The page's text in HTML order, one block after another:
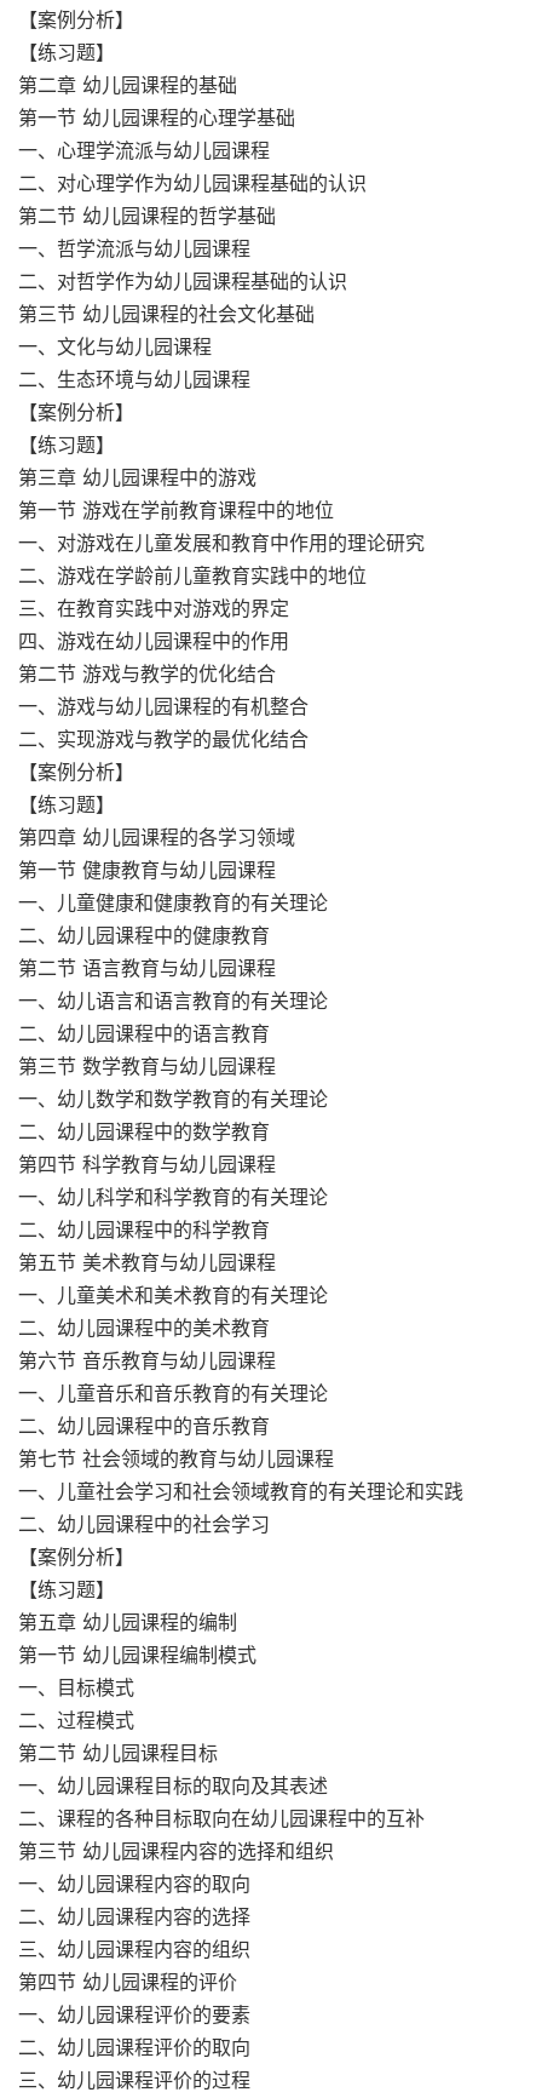
【案例分析】
【练习题】
第二章 幼儿园课程的基础
第一节 幼儿园课程的心理学基础
一、心理学流派与幼儿园课程
二、对心理学作为幼儿园课程基础的认识
第二节 幼儿园课程的哲学基础
一、哲学流派与幼儿园课程
二、对哲学作为幼儿园课程基础的认识
第三节 幼儿园课程的社会文化基础
一、文化与幼儿园课程
二、生态环境与幼儿园课程
【案例分析】
【练习题】
第三章 幼儿园课程中的游戏
第一节 游戏在学前教育课程中的地位
一、对游戏在儿童发展和教育中作用的理论研究
二、游戏在学龄前儿童教育实践中的地位
三、在教育实践中对游戏的界定
四、游戏在幼儿园课程中的作用
第二节 游戏与教学的优化结合
一、游戏与幼儿园课程的有机整合
二、实现游戏与教学的最优化结合
【案例分析】
【练习题】
第四章 幼儿园课程的各学习领域
第一节 健康教育与幼儿园课程
一、儿童健康和健康教育的有关理论
二、幼儿园课程中的健康教育
第二节 语言教育与幼儿园课程
一、幼儿语言和语言教育的有关理论
二、幼儿园课程中的语言教育
第三节 数学教育与幼儿园课程
一、幼儿数学和数学教育的有关理论
二、幼儿园课程中的数学教育
第四节 科学教育与幼儿园课程
一、幼儿科学和科学教育的有关理论
二、幼儿园课程中的科学教育
第五节 美术教育与幼儿园课程
一、儿童美术和美术教育的有关理论
二、幼儿园课程中的美术教育
第六节 音乐教育与幼儿园课程
一、儿童音乐和音乐教育的有关理论
二、幼儿园课程中的音乐教育
第七节 社会领域的教育与幼儿园课程
一、儿童社会学习和社会领域教育的有关理论和实践
二、幼儿园课程中的社会学习
【案例分析】
【练习题】
第五章 幼儿园课程的编制
第一节 幼儿园课程编制模式
一、目标模式
二、过程模式
第二节 幼儿园课程目标
一、幼儿园课程目标的取向及其表述
二、课程的各种目标取向在幼儿园课程中的互补
第三节 幼儿园课程内容的选择和组织
一、幼儿园课程内容的取向
二、幼儿园课程内容的选择
三、幼儿园课程内容的组织
第四节 幼儿园课程的评价
一、幼儿园课程评价的要素
二、幼儿园课程评价的取向
三、幼儿园课程评价的过程